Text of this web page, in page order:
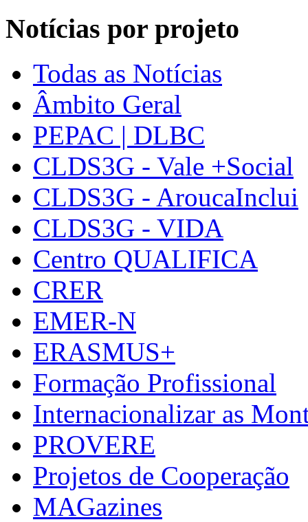
Notícias por projeto
Todas as Notícias
Âmbito Geral
PEPAC | DLBC
CLDS3G - Vale +Social
CLDS3G - AroucaInclui
CLDS3G - VIDA
Centro QUALIFICA
CRER
EMER-N
ERASMUS+
Formação Profissional
Internacionalizar as
PROVERE
Projetos de Cooperação
MAGazines